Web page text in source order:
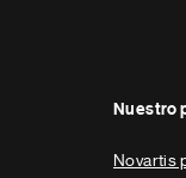
Nuestro
Novartis